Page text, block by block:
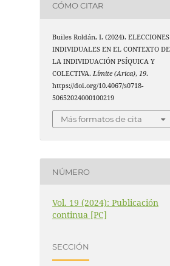
CÓMO CITAR
Builes Roldán, I. (2024). ELECCIONES
INDIVIDUALES EN EL CONTEXTO DE
LA INDIVIDUACIÓN PSÍQUICA Y
COLECTIVA.Límite (Arica),19.
https://doi.org/10.4067/s0718-
50652024000100219
Más formatos de cita
NÚMERO
Vol. 19 (2024): Publicación
continua [PC]
SECCIÓN